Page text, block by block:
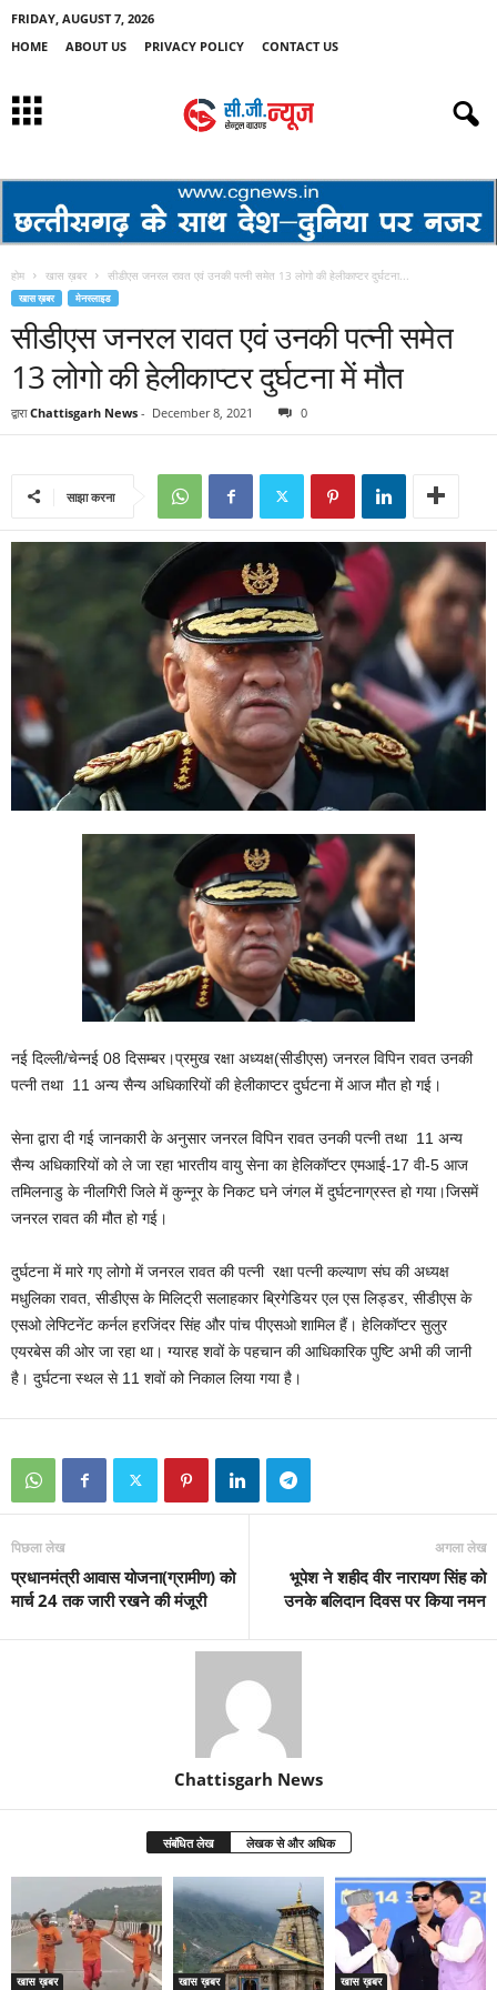
FRIDAY, AUGUST 7, 2026
HOME
ABOUT US PRIVACY POLICY CONTACT US
होम खास ख़बर सीडीएस जनरल रावत एवं उनकी पत्नी समेत 13 लोगो की हेलीकाप्टर दुर्घटना...
खास ख़बर मेनस्लाइड
सीडीएस जनरल रावत एवं उनकी पत्नी समेत
13 लोगो की हेलीकाप्टर दुर्घटना में मौत
द्वारा Chattisgarh News - December 8, 2021 0
साझा करना
नई दिल्ली/चेन्नई 08 दिसम्बर।प्रमुख रक्षा अध्‍यक्ष(सीडीएस) जनरल विपिन रावत उनकी
पत्नी तथा 11 अन्य सैन्य अधिकारियों की हेलीकाप्टर दुर्घटना में आज मौत हो गई।
सेना द्वारा दी गई जानकारी के अनुसार जनरल विपिन रावत उनकी पत्नी तथा 11 अन्य
सैन्य अधिकारियों को ले जा रहा भारतीय वायु सेना का हेलिकॉप्टर एमआई-17 वी-5 आज
तमिलनाडु के नीलगिरी जिले में कुन्नूर के निकट घने जंगल में दुर्घटनाग्रस्त हो गया।जिसमें
जनरल रावत की मौत हो गई।
दुर्घटना में मारे गए लोगो में जनरल रावत की पत्नी रक्षा पत्‍नी कल्‍याण संघ की अध्‍यक्ष
मधुलिका रावत, सीडीएस के मिलिट्री सलाहकार ब्रिगेडियर एल एस लिड्डर, सीडीएस के
एसओ लेफ्टिनेंट कर्नल हरजिंदर सिंह और पांच पीएसओ शामिल हैं। हेलिकॉप्‍टर सुलुर
एयरबेस की ओर जा रहा था। ग्‍यारह शवों के पहचान की आधिकारिक पुष्टि अभी की जानी
है। दुर्घटना स्‍थल से 11 शवों को निकाल लिया गया है।
पिछला लेख
प्रधानमंत्री आवास योजना(ग्रामीण) को
मार्च 24 तक जारी रखने की मंजूरी
अगला लेख
भूपेश ने शहीद वीर नारायण सिंह को
उनके बलिदान दिवस पर किया नमन
Chattisgarh News
संबंधित लेख लेखक से और अधिक
खास ख़बर खास ख़बर खास ख़बर